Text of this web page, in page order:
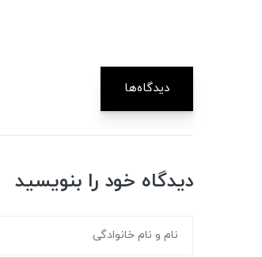
دیدگاه‌ها
دیدگاه خود را بنویسید